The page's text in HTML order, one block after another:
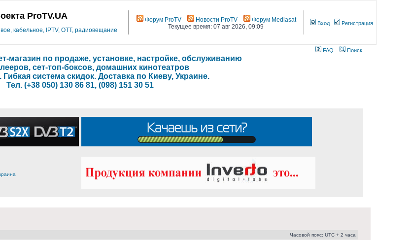
ProTV.UA
кабельное, IPTV, OTT, радиовещание
Форум ProTV Новости ProTV
Форум Mediasat
Текущее время: 07 авг 2026, 09:09
Вход Регистрация
FAQ Поиск
магазин по продаже, установке, настройке, обслуживанию
сет-топ-боксов, домашних кинотеатров
Гибкая система скидок. Доставка по Киеву, Украине.
Тел. (+38 050) 130 86 81, (098) 151 30 51
Часовой пояс: UTC + 2 часа